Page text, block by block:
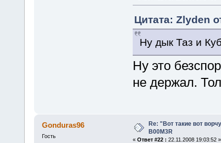
Цитата: Zlyden
Ну дык Таз и
Ну это
не держал.
Gonduras96
Гость
Re: "Вот такие вот
B00M3R
« Ответ #22 : 22.11.2008 19:03:52 »